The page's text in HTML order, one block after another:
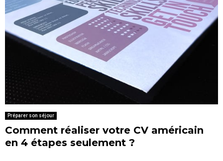
Préparer son séjour
Comment réaliser votre CV américain
en 4 étapes seulement ?